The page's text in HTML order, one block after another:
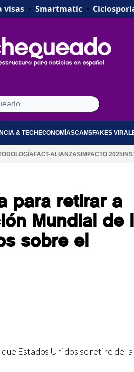
visas• Smartmatic•
& TECH ECONOMÍASCAMSFAKES
FACT-ALIANZASIMPACTO 2025
para retirar a
Mundial de
sobre el
Estados Unidos se retire de la